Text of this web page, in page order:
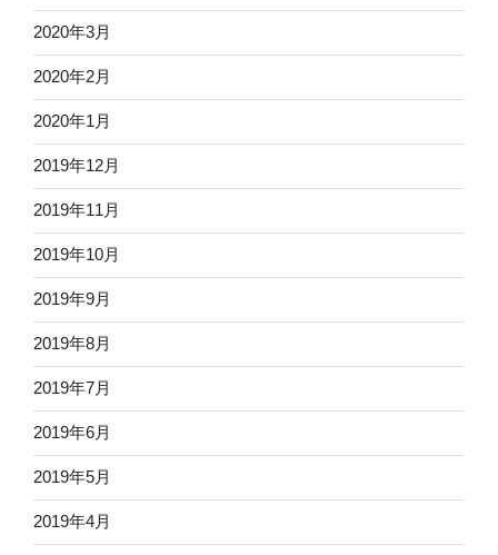
2020年3月
2020年2月
2020年1月
2019年12月
2019年11月
2019年10月
2019年9月
2019年8月
2019年7月
2019年6月
2019年5月
2019年4月